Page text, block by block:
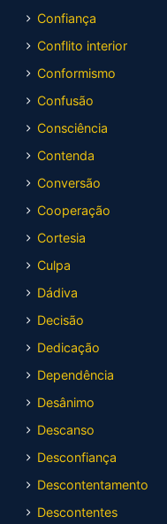
Confiança
Conflito interior
Conformismo
Confusão
Consciência
Contenda
Conversão
Cooperação
Cortesia
Culpa
Dádiva
Decisão
Dedicação
Dependência
Desânimo
Descanso
Desconfiança
Descontentamento
Descontentes